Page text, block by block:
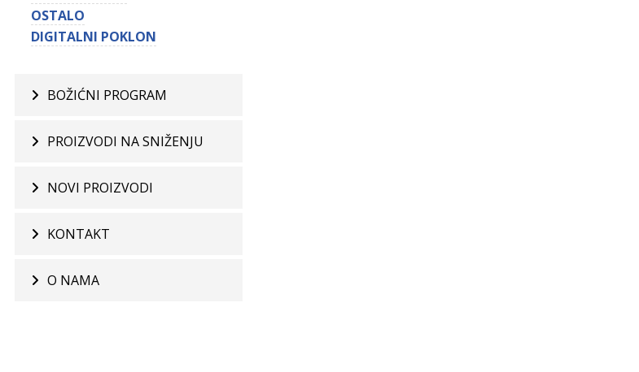
OSTALO
DIGITALNI POKLON
BOŽIĆNI PROGRAM
PROIZVODI NA SNIŽENJU
NOVI PROIZVODI
KONTAKT
O NAMA